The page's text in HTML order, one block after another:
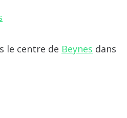
le centre de Beynes dans